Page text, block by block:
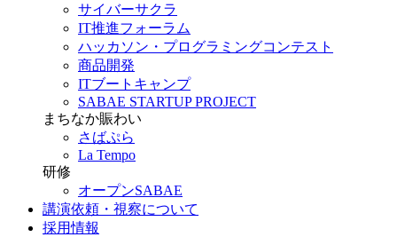
サイバーサクラ
IT推進フォーラム
ハッカソン・プログラミングコンテスト
商品開発
ITブートキャンプ
SABAE STARTUP PROJECT
まちなか賑わい
さばぷら
La Tempo
研修
オープンSABAE
講演依頼・視察について
採用情報